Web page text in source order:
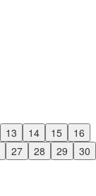
13 14 15
16
27 28 29
30